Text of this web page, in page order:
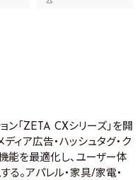
ン「ZETA CXシリーズ」を開
ィア広告・ハッシュタグ・ク
能を最適化し、ユーザー体
。アパレル・家具/家電・